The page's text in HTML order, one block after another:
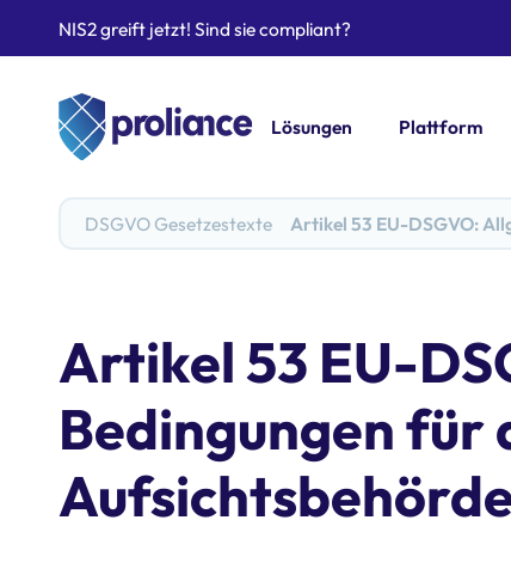
NIS2 greift jetzt! Sind sie compliant?
Lösungen Plattform
DSGVO Gesetzestexte Artikel 53 EU-DSGVO:
Artikel 53 EU-
Bedingungen